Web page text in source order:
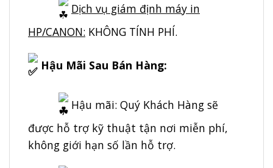
Dịch vụ giám định máy in
HP/CANON: KHÔNG TÍNH PHÍ.
Hậu Mãi Sau Bán Hàng:
Hậu mãi: Quý Khách Hàng sẽ
được hỗ trợ kỹ thuật tận nơi miễn phí,
không giới hạn số lần hỗ trợ.